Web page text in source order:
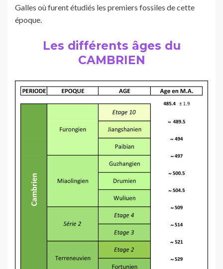
Galles où furent étudiés les premiers fossiles de cette
époque.
Les différents âges du
CAMBRIEN